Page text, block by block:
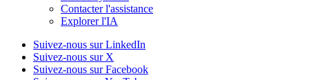
Contacter l'assistance
Explorer l'IA
Suivez-nous sur LinkedIn
Suivez-nous sur X
Suivez-nous sur Facebook